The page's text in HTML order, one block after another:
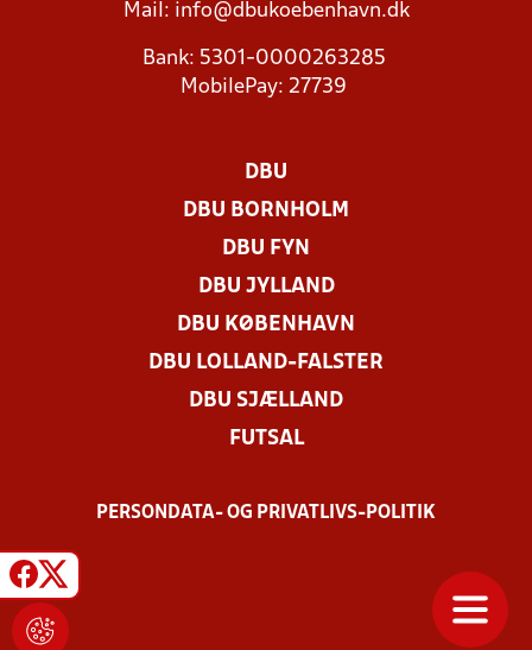
Mail: info@dbukoebenhavn.dk
Bank: 5301-0000263285
MobilePay: 27739
DBU
DBU BORNHOLM
DBU FYN
DBU JYLLAND
DBU KØBENHAVN
DBU LOLLAND-FALSTER
DBU SJÆLLAND
FUTSAL
PERSONDATA- OG PRIVATLIVS-POLITIK